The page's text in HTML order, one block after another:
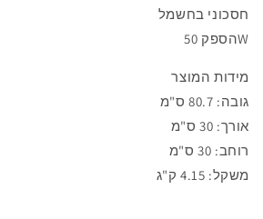
חסכוני בחשמל
הספק 50W
מידות המוצר
גובה: 80.7 ס"מ
אורך: 30 ס"מ
רוחב: 30 ס"מ
משקל: 4.15 ק"ג